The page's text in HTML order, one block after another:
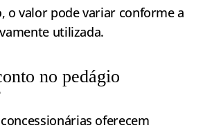
o valor pode variar conforme a
utilizada.
no pedágio
oferecem